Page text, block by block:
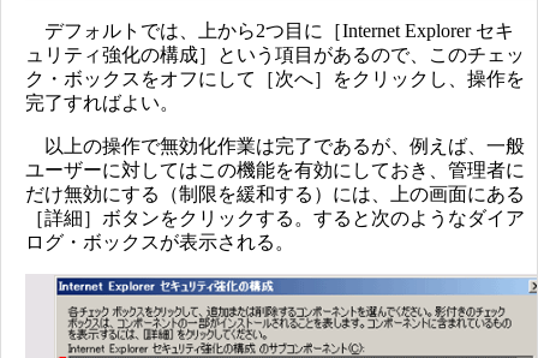
デフォルトでは、上から2つ目に［Internet Explorer セキ
ュリティ強化の構成］という項目があるので、このチェッ
ク・ボックスをオフにして［次へ］をクリックし、操作を
完了すればよい。
以上の操作で無効化作業は完了であるが、例えば、一般
ユーザーに対してはこの機能を有効にしておき、管理者に
だけ無効にする（制限を緩和する）には、上の画面にある
［詳細］ボタンをクリックする。すると次のようなダイア
ログ・ボックスが表示される。